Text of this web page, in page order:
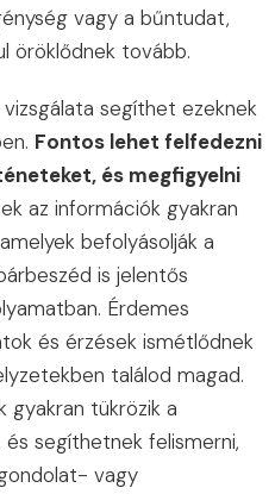
vagy a bűntudat,
öröklődnek tovább.
segíthet ezeknek
Fontos lehet felfedezni
és megfigyelni
az információk gyakran
befolyásolják a
is jelentős
Érdemes
és érzések ismétlődnek
találod magad.
gyakran tükrözik a
segíthetnek felismerni,
vagy